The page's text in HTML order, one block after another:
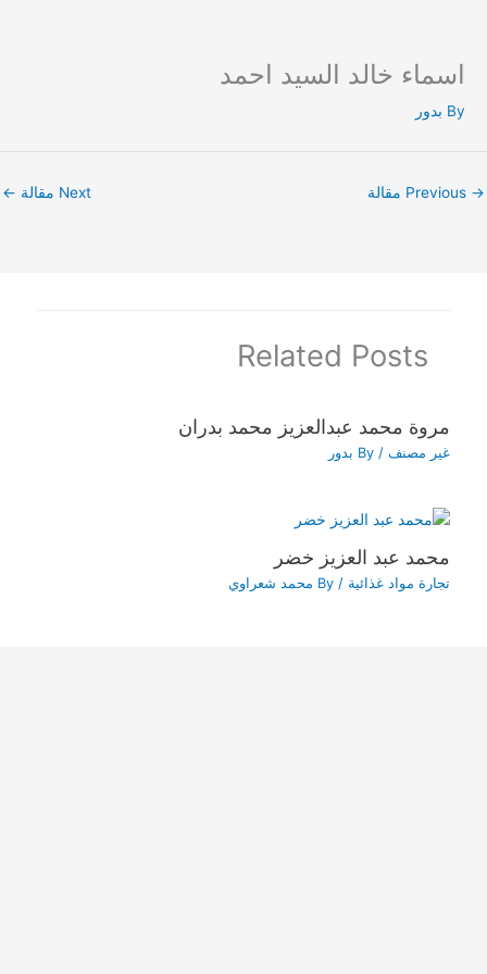
content
اسماء خالد السيد احمد
By بدور
→ Next مقالة ←
Related Posts
مروة محمد عبدالعزيز محمد بدران
غير مصنف / By بدور
محمد عبد العزيز خضر
تجارة مواد غذائية / By محمد شعراوي